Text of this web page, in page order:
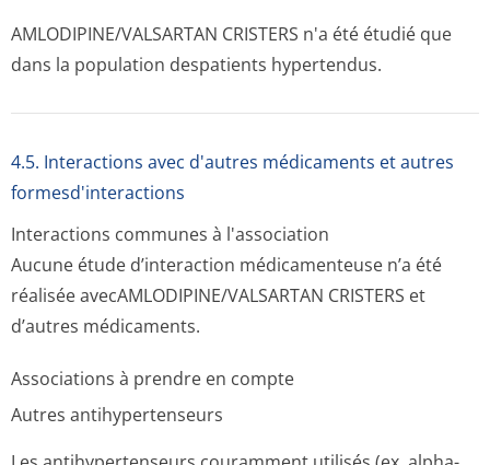
AMLODIPINE/VAL­SARTAN CRISTERS n'a été étudié que
dans la population despatients hypertendus.
4.5. Interactions avec d'autres médicaments et autres
formesd'interactions
Interactions communes à l'association
Aucune étude d’interaction médicamenteuse n’a été
réalisée avecAMLODIPINE/VAL­SARTAN CRISTERS et
d’autres médicaments.
Associations à prendre en compte
Autres antihypertenseurs